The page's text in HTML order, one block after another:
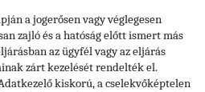
a jogerősen vagy véglegesen
zajló és a hatóság előtt ismert más
az ügyfél vagy az eljárás
zárt kezelését rendelték el.
kiskorú, a cselekvőképtelen